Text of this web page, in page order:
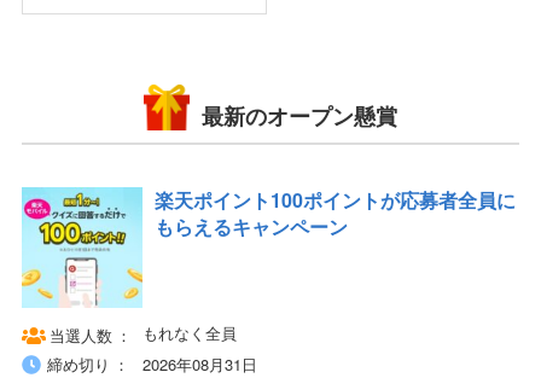
最新のオープン懸賞
楽天ポイント100ポイントが応募者全員に
もらえるキャンペーン
当選人数
もれなく全員
締め切り
2026年08月31日